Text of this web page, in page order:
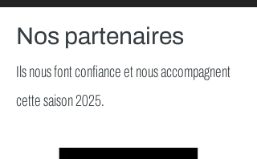
Nos partenaires
Ils nous font confiance et nous accompagnent
cette saison 2025.